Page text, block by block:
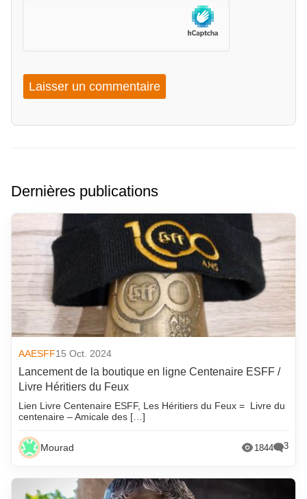
Dernières publications
AAESFF15 Oct. 2024
Lancement de la boutique en ligne Centenaire ESFF /
Livre Héritiers du Feux
Lien Livre Centenaire ESFF, Les Héritiers du Feux = Livre du
centenaire – Amicale des […]
Mourad 1844 3